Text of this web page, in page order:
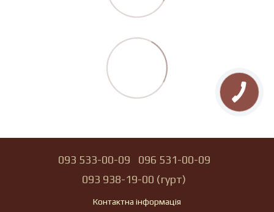
093 533-00-09
096 531-00-09
093 938-19-00 (гурт)
Контактна інформація